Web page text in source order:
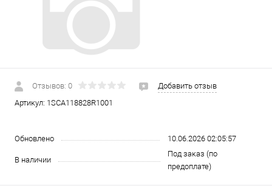
Отзывов: 0
Добавить отзыв
Артикул: 1SCA118828R1001
Обновлено 10.06.2026 02:05:57
В наличии
Под заказ (по
предоплате)